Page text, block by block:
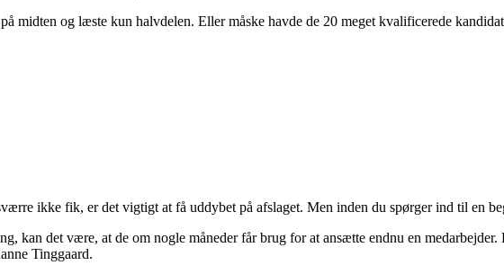
midten og læste kun halvdelen. Eller måske havde de 20 meget kvalificerede
ikke fik, er det vigtigt at få uddybet på afslaget. Men inden du spørger ind til en
kan det være, at de om nogle måneder får brug for at ansætte endnu en
Tinggaard.